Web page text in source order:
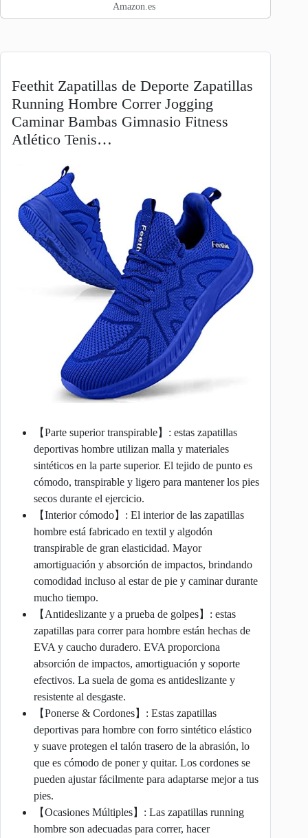
Amazon.es
Feethit Zapatillas de Deporte Zapatillas
Running Hombre Correr Jogging
Caminar Bambas Gimnasio Fitness
Atlético Tenis…
【Parte superior transpirable】: estas zapatillas
deportivas hombre utilizan malla y materiales
sintéticos en la parte superior. El tejido de punto es
cómodo, transpirable y ligero para mantener los pies
secos durante el ejercicio.
【Interior cómodo】: El interior de las zapatillas
hombre está fabricado en textil y algodón
transpirable de gran elasticidad. Mayor
amortiguación y absorción de impactos, brindando
comodidad incluso al estar de pie y caminar durante
mucho tiempo.
【Antideslizante y a prueba de golpes】: estas
zapatillas para correr para hombre están hechas de
EVA y caucho duradero. EVA proporciona
absorción de impactos, amortiguación y soporte
efectivos. La suela de goma es antideslizante y
resistente al desgaste.
【Ponerse & Cordones】: Estas zapatillas
deportivas para hombre con forro sintético elástico
y suave protegen el talón trasero de la abrasión, lo
que es cómodo de poner y quitar. Los cordones se
pueden ajustar fácilmente para adaptarse mejor a tus
pies.
【Ocasiones Múltiples】: Las zapatillas running
hombre son adecuadas para correr, hacer